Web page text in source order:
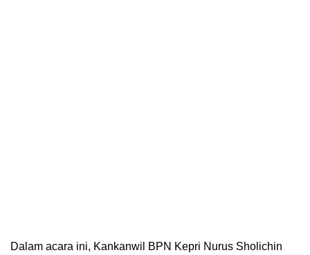
Dalam acara ini, Kankanwil BPN Kepri Nurus Sholichin